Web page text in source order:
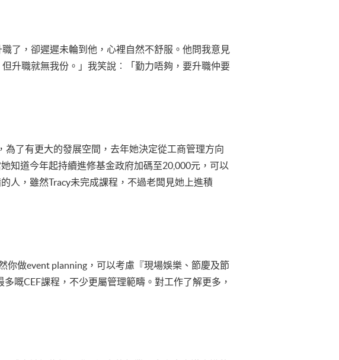
了，卻遲遲未輪到他，心裡自然不舒服。他問我意見
升職就無我份。」我笑說︰「勤力唔夠，要升職仲要
為了有更大的發展空間，去年她決定從工商管理方向
知道今年起持續進修基金政府加碼至20,000元，可以
人，雖然Tracy未完成課程，不過老闆見她上進積
你做event planning，可以考慮『現場娛樂、節慶及節
嘅CEF課程，不少更屬管理範疇。對工作了解更多，